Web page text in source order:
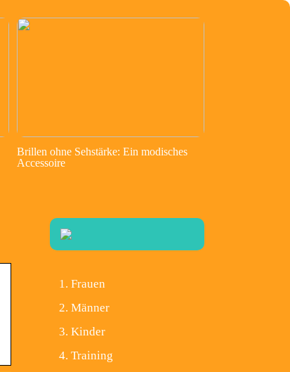
Brillen ohne Sehstärke: Ein modisches
Accessoire
Frauen
Männer
Kinder
Training